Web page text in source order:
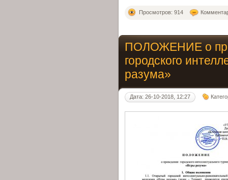
Просмотров: 914
ПОЛОЖЕНИЕ о
городского
разума»
Дата: 26-10-2018, 12:27